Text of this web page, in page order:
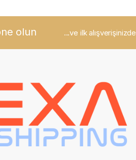
olun ...ve ilk alışverişinizde